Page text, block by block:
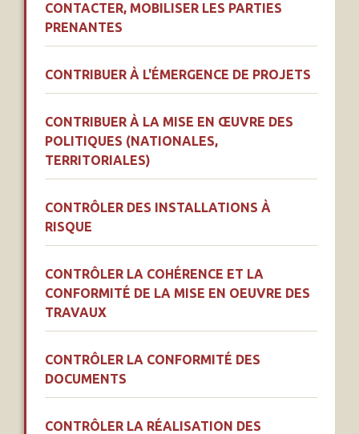
CONTACTER, MOBILISER LES PARTIES
PRENANTES
CONTRIBUER À L'ÉMERGENCE DE PROJETS
CONTRIBUER À LA MISE EN ŒUVRE DES
POLITIQUES (NATIONALES,
TERRITORIALES)
CONTRÔLER DES INSTALLATIONS À
RISQUE
CONTRÔLER LA COHÉRENCE ET LA
CONFORMITÉ DE LA MISE EN OEUVRE DES
TRAVAUX
CONTRÔLER LA CONFORMITÉ DES
DOCUMENTS
CONTRÔLER LA RÉALISATION DES